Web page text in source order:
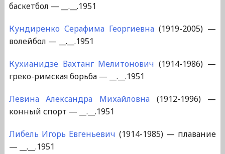
баскетбол — __.__.1951
Кундиренко Серафима Георгиевна(1919-2005) —
волейбол — __.__.1951
Кухианидзе Вахтанг Мелитонович (1914-1986) —
греко-римская борьба — __.__.1951
Левина Александра Михайловна(1912-1996) —
конный спорт — __.__.1951
Либель Игорь Евгеньевич (1914-1985) — плавание
— __.__.1951